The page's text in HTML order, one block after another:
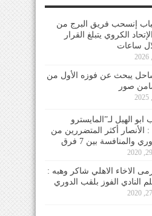
إنسحب فريق البرج من
الكروي يتبلغ القرار
ساعات
يبحث عن فوزه الأول من
صور
ابو الهيل لـ”المايسترو
أكثر المتضررين من
والمنافسة بين 7 فرق
الاخاء الاهلي شاكر وهبه :
النادي الفوز بلقب الدوري